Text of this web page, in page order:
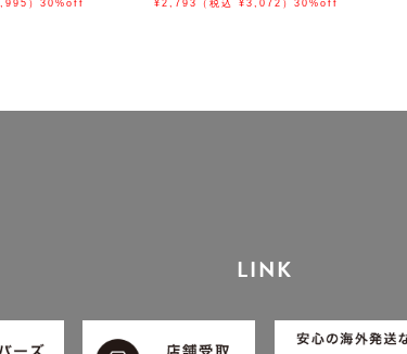
）30%off
¥2,793（税込 ¥3,072）30%off
LINK